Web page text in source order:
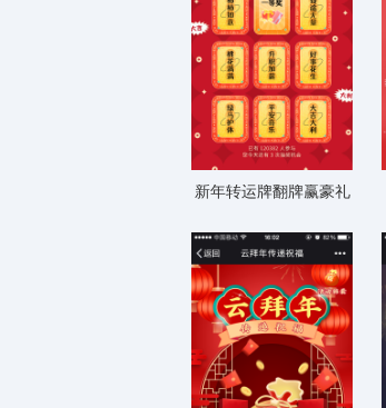
新年转运牌翻牌赢豪礼